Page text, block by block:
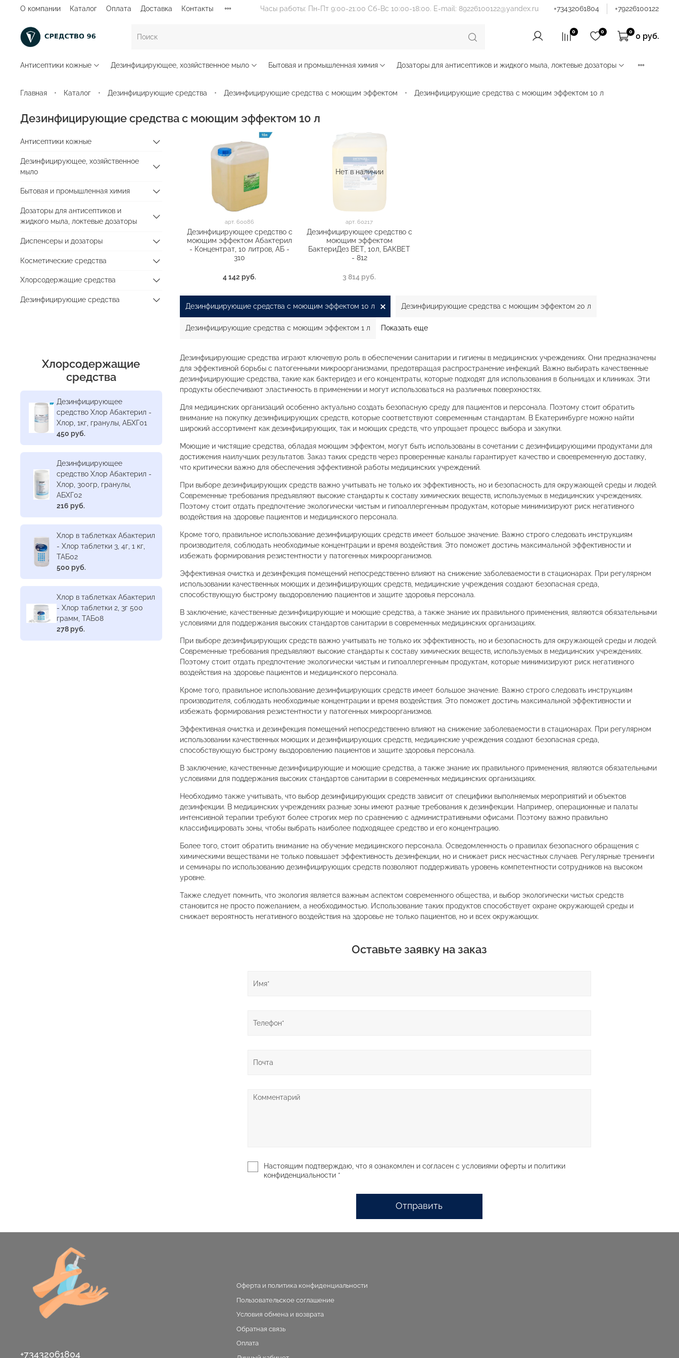
О компании Каталог Оплата Доставка Контакты Часы работы: Пн-Пт 9:00-21:00 Сб-Вс 10:00-18:00. E-mail: 89226100122@yandex.ru +73432061804 +79226100122
0 0 0
0 руб.
Антисептики кожные Дезинфицирующее, хозяйственное мыло Бытовая и промышленная химия Дозаторы для антисептиков и жидкого мыла, локтевые дозаторы
Главная Каталог Дезинфицирующие средства Дезинфицирующие средства с моющим эффектом Дезинфицирующие средства с моющим эффектом 10 л
Дезинфицирующие средства с моющим эффектом 10 л
арт.60086
Дезинфицирующее средство с
моющим эффектом Абактерил
- Концентрат, 10 литров, АБ -
310
4 142 руб.
Нет в наличии
арт.60217
Дезинфицирующее средство с
моющим эффектом
БактериДез ВЕТ, 10л, БАКВЕТ
- 812
3 814 руб.
Дезинфицирующие средства с моющим эффектом 10 л Дезинфицирующие средства с моющим эффектом 20 л
Дезинфицирующие средства с моющим эффектом 1 л Показать еще
Дезинфицирующие средства играют ключевую роль в обеспечении санитарии и гигиены в медицинских учреждениях. Они предназначены
для эффективной борьбы с патогенными микроорганизмами, предотвращая распространение инфекций. Важно выбирать качественные
дезинфицирующие средства, такие как бактеридез и его концентраты, которые подходят для использования в больницах и клиниках. Эти
продукты обеспечивают эластичность в применении и могут использоваться на различных поверхностях.
Для медицинских организаций особенно актуально создать безопасную среду для пациентов и персонала. Поэтому стоит обратить
внимание на покупку дезинфицирующих средств, которые соответствуют современным стандартам. В Екатеринбурге можно найти
широкий ассортимент как дезинфицирующих, так и моющих средств, что упрощает процесс выбора и закупки.
Моющие и чистящие средства, обладая моющим эффектом, могут быть использованы в сочетании с дезинфицирующими продуктами для
достижения наилучших результатов. Заказ таких средств через проверенные каналы гарантирует качество и своевременную доставку,
что критически важно для обеспечения эффективной работы медицинских учреждений.
При выборе дезинфицирующих средств важно учитывать не только их эффективность, но и безопасность для окружающей среды и людей.
Современные требования предъявляют высокие стандарты к составу химических веществ, используемых в медицинских учреждениях.
Поэтому стоит отдать предпочтение экологически чистым и гипоаллергенным продуктам, которые минимизируют риск негативного
воздействия на здоровье пациентов и медицинского персонала.
Кроме того, правильное использование дезинфицирующих средств имеет большое значение. Важно строго следовать инструкциям
производителя, соблюдать необходимые концентрации и время воздействия. Это поможет достичь максимальной эффективности и
избежать формирования резистентности у патогенных микроорганизмов.
Эффективная очистка и дезинфекция помещений непосредственно влияют на снижение заболеваемости в стационарах. При регулярном
использовании качественных моющих и дезинфицирующих средств, медицинские учреждения создают безопасная среда,
способствующую быстрому выздоровлению пациентов и защите здоровья персонала.
В заключение, качественные дезинфицирующие и моющие средства, а также знание их правильного применения, являются обязательными
условиями для поддержания высоких стандартов санитарии в современных медицинских организациях.
При выборе дезинфицирующих средств важно учитывать не только их эффективность, но и безопасность для окружающей среды и людей.
Современные требования предъявляют высокие стандарты к составу химических веществ, используемых в медицинских учреждениях.
Поэтому стоит отдать предпочтение экологически чистым и гипоаллергенным продуктам, которые минимизируют риск негативного
воздействия на здоровье пациентов и медицинского персонала.
Кроме того, правильное использование дезинфицирующих средств имеет большое значение. Важно строго следовать инструкциям
производителя, соблюдать необходимые концентрации и время воздействия. Это поможет достичь максимальной эффективности и
избежать формирования резистентности у патогенных микроорганизмов.
Эффективная очистка и дезинфекция помещений непосредственно влияют на снижение заболеваемости в стационарах. При регулярном
использовании качественных моющих и дезинфицирующих средств, медицинские учреждения создают безопасная среда,
способствующую быстрому выздоровлению пациентов и защите здоровья персонала.
В заключение, качественные дезинфицирующие и моющие средства, а также знание их правильного применения, являются обязательными
условиями для поддержания высоких стандартов санитарии в современных медицинских организациях.
Необходимо также учитывать, что выбор дезинфицирующих средств зависит от специфики выполняемых мероприятий и объектов
дезинфекции. В медицинских учреждениях разные зоны имеют разные требования к дезинфекции. Например, операционные и палаты
интенсивной терапии требуют более строгих мер по сравнению с административными офисами. Поэтому важно правильно
классифицировать зоны, чтобы выбрать наиболее подходящее средство и его концентрацию.
Более того, стоит обратить внимание на обучение медицинского персонала. Осведомленность о правилах безопасного обращения с
химическими веществами не только повышает эффективность дезинфекции, но и снижает риск несчастных случаев. Регулярные тренинги
и семинары по использованию дезинфицирующих средств позволя­ют поддерживать уровень компетентности сотрудников на высоком
уровне.
Также следует помнить, что экология является важным аспектом современного общества, и выбор экологически чистых средств
становится не просто пожеланием, а необходимостью. Использование таких продуктов способствует охране окружающей среды и
снижает вероятность негативного воздействия на здоровье не только пациентов, но и всех окружающих.
Оставьте заявку на заказ
Настоящим подтверждаю, что я ознакомлен и согласен с условиями оферты и политики
конфиденциальности *
Отправить
Антисептики кожные
Дезинфицирующее, хозяйственное
мыло
Бытовая и промышленная химия
Дозаторы для антисептиков и
жидкого мыла, локтевые дозаторы
Диспенсеры и дозаторы
Косметические средства
Хлорсодержащие средства
Дезинфицирующие средства
Хлорсодержащие
средства
Дезинфицирующее
средство Хлор Абактерил -
Хлор, 1кг, гранулы, АБХГ01
450 руб.
Дезинфицирующее
средство Хлор Абактерил -
Хлор, 300гр, гранулы,
АБХГ02
216 руб.
Хлор в таблетках Абактерил
- Хлор таблетки 3, 4г, 1 кг,
ТАБ02
500 руб.
Хлор в таблетках Абактерил
- Хлор таблетки 2, 3г 500
грамм, ТАБ08
278 руб.
Оферта и политика конфиденциальности
Пользовательское соглашение
Условия обмена и возврата
Обратная связь
Оплата
+73432061804